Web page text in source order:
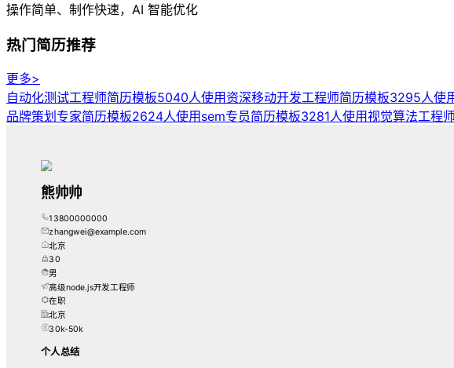
操作简单、制作快速，AI 智能优化
热门简历推荐
更多>
自动化测试工程师简历模板5040人使用 资深移动开发工程师简历模板3295人使
品牌策划专家简历模板2624人使用 sem专员简历模板3281人使用视觉算法工程
熊帅帅
13800000000
zhangwei@example.com
北京
30
男
高级node.js开发工程师
在职
北京
30k-50k
个人总结